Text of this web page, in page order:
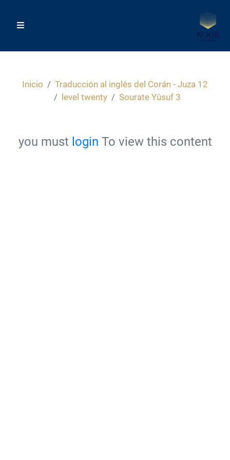
Inicio
Traducción al inglés del Corán - Juza 12
level twenty
Sourate Yûsuf 3
you must login To view this content